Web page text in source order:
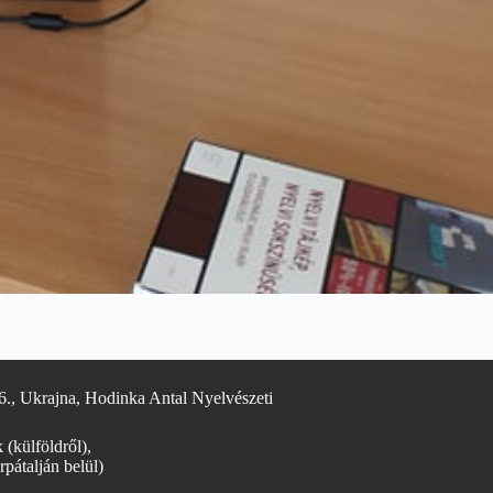
Ukrajna, Hodinka Antal Nyelvészeti
(külföldről),
belül)